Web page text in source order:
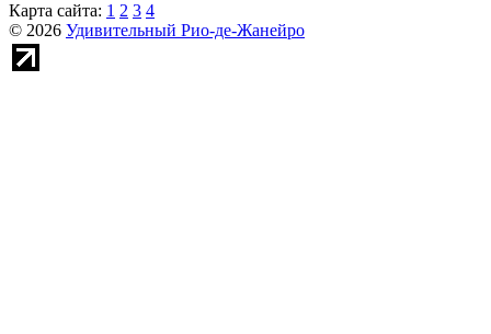
Карта сайта: 1 2 3 4
© 2026 Удивительный Рио-де-Жанейро